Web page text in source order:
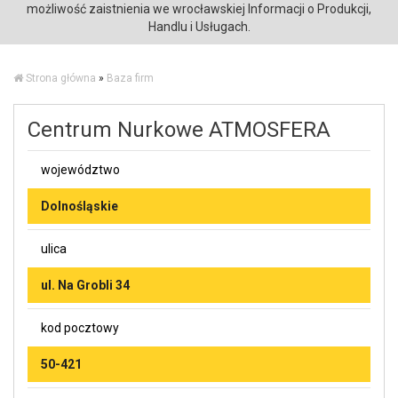
możliwość zaistnienia we wrocławskiej Informacji o Produkcji,
Handlu i Usługach.
Strona główna » Baza firm
Centrum Nurkowe ATMOSFERA
województwo
Dolnośląskie
ulica
ul. Na Grobli 34
kod pocztowy
50-421